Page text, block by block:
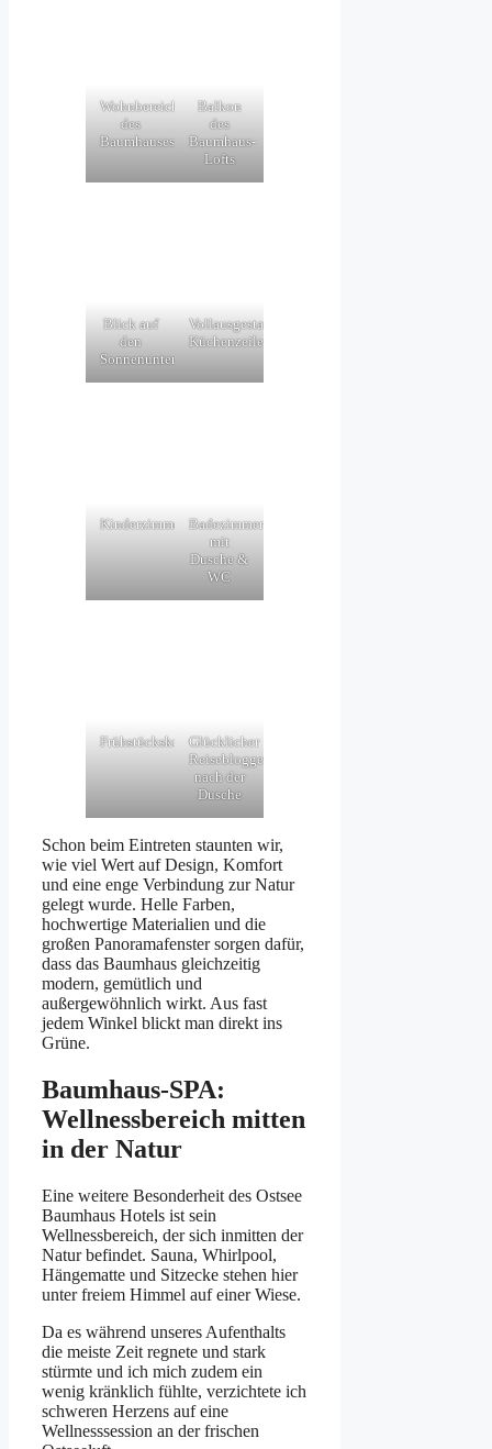
Wohnbereich
des
Baumhauses
Balkon
des
Baumhaus-
Lofts
Blick auf
den
Sonnenuntergang
Vollausgestattete
Küchenzeile
Kinderzimmer
Badezimmer
mit
Dusche &
WC
FrühstückskorbGlücklicher
Reiseblogger
nach der
Dusche
Schon beim Eintreten staunten wir,
wie viel Wert auf Design, Komfort
und eine enge Verbindung zur Natur
gelegt wurde. Helle Farben,
hochwertige Materialien und die
großen Panoramafenster sorgen dafür,
dass das Baumhaus gleichzeitig
modern, gemütlich und
außergewöhnlich wirkt. Aus fast
jedem Winkel blickt man direkt ins
Grüne.
Baumhaus-SPA:
Wellnessbereich mitten
in der Natur
Eine weitere Besonderheit des Ostsee
Baumhaus Hotels ist sein
Wellnessbereich, der sich inmitten der
Natur befindet. Sauna, Whirlpool,
Hängematte und Sitzecke stehen hier
unter freiem Himmel auf einer Wiese.
Da es während unseres Aufenthalts
die meiste Zeit regnete und stark
stürmte und ich mich zudem ein
wenig kränklich fühlte, verzichtete ich
schweren Herzens auf eine
Wellnesssession an der frischen